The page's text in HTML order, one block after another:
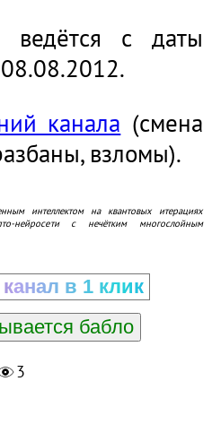
ведётся с даты
канала (смена
взломы).
интеллектом на квантовых итерациях
нейросети с нечётким многослойным
в 1 клик
бабло
3